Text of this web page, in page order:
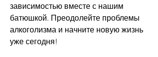
зависимостью вместе с нашим
батюшкой. Преодолейте проблемы
алкоголизма и начните новую жизнь
уже сегодня!